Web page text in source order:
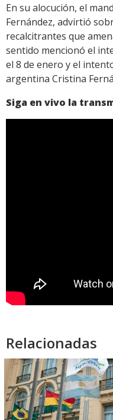
En su alocución, el
Fernández, advirtió
recalcitrantes que
sentido mencionó el
el 8 de enero y el
argentina Cristina
Siga en vivo la
Relacionadas